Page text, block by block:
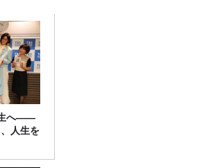
生へ——
人生を